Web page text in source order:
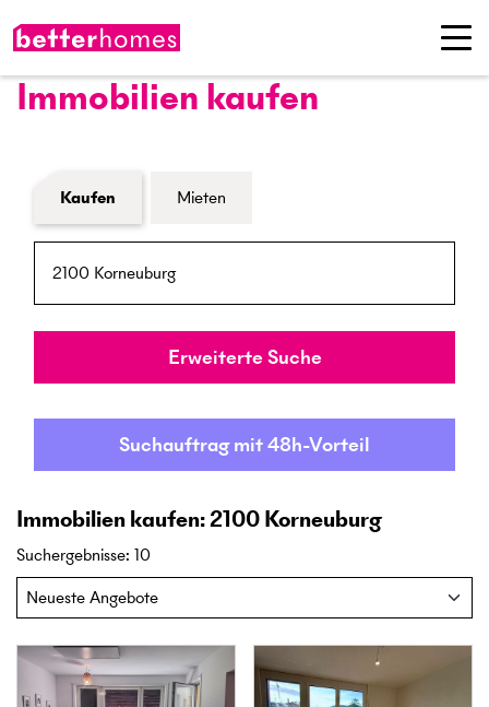
Immobilien kaufen
Formular Immobiliensuche
Kaufen Mieten
PLZ / Ort
Umkreis
Erweiterte Suche
Suchauftrag mit 48h-Vorteil
Immobilien kaufen: 2100 Korneuburg
Suchergebnisse: 10